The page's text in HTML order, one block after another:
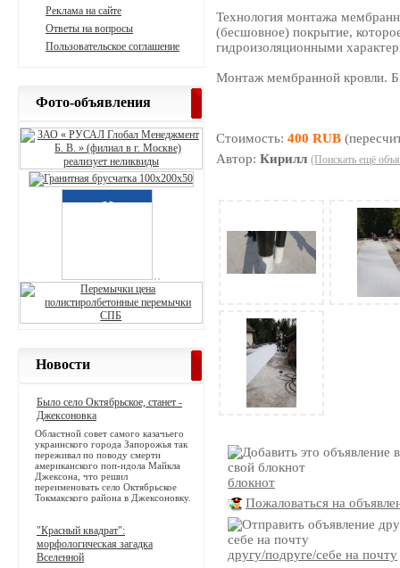
Технология монтажа
(бесшовное) покрытие,
гидроизоляционными
Монтаж мембранной кровли.
Стоимость:400 RUB
Автор:Кирилл (Поискать ещё
блокнот
Пожаловаться на
другу/подруге/себе на почту
Реклама на сайте
Ответы на вопросы
Пользовательское соглашение
Фото-объявления
Новости
Было село Октябрьское, станет -
Джексоновка
Областной совет самого казачьего
украинского города Запорожья так
переживал по поводу смерти
американского поп-идола Майкла
Джексона, что решил
переименовать село Октябрьское
Токмакского района в Джексоновку.
"Красный квадрат":
морфологическая загадка
Вселенной